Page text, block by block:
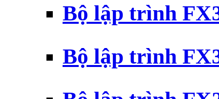
Bộ lập trình
Bộ lập trình